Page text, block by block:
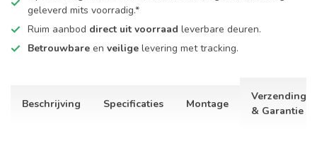
geleverd mits voorradig.*
Ruim aanbod direct uit voorraad leverbare deuren.
Betrouwbare en veilige levering met tracking.
Beschrijving Specificaties Montage
Verzending
& Garantie